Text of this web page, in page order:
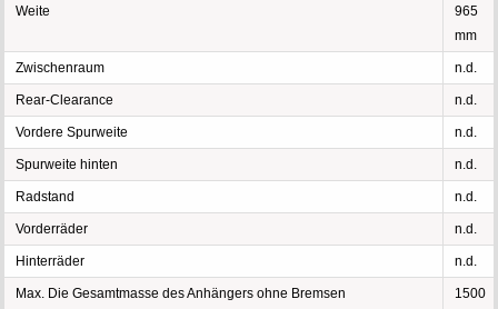
Weite
965
mm
Zwischenraum n.d.
Rear-Clearance n.d.
Vordere Spurweite n.d.
Spurweite hinten n.d.
Radstand n.d.
Vorderräder n.d.
Hinterräder n.d.
Max. Die Gesamtmasse des Anhängers ohne Bremsen
1500